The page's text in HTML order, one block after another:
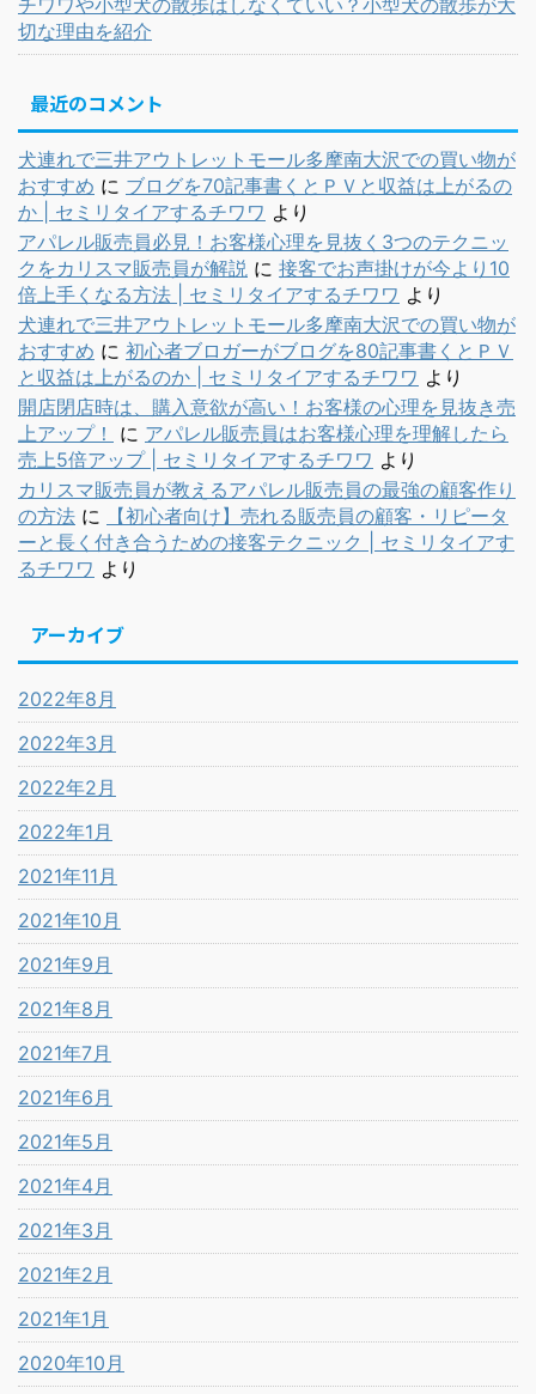
チワワや小型犬の散歩はしなくていい？小型犬の散歩が大
切な理由を紹介
最近のコメント
犬連れで三井アウトレットモール多摩南大沢での買い物が
おすすめ に ブログを70記事書くとＰＶと収益は上がるの
か | セミリタイアするチワワ より
アパレル販売員必見！お客様心理を見抜く3つのテクニッ
クをカリスマ販売員が解説 に 接客でお声掛けが今より10
倍上手くなる方法 | セミリタイアするチワワ より
犬連れで三井アウトレットモール多摩南大沢での買い物が
おすすめ に 初心者ブロガーがブログを80記事書くとＰＶ
と収益は上がるのか | セミリタイアするチワワ より
開店閉店時は、購入意欲が高い！お客様の心理を見抜き売
上アップ！
に アパレル販売員はお客様心理を理解したら
売上5倍アップ | セミリタイアするチワワ より
カリスマ販売員が教えるアパレル販売員の最強の顧客作り
の方法 に
【初心者向け】売れる販売員の顧客・リピータ
ーと長く付き合うための接客テクニック | セミリタイアす
るチワワ より
アーカイブ
2022年8月
2022年3月
2022年2月
2022年1月
2021年11月
2021年10月
2021年9月
2021年8月
2021年7月
2021年6月
2021年5月
2021年4月
2021年3月
2021年2月
2021年1月
2020年10月